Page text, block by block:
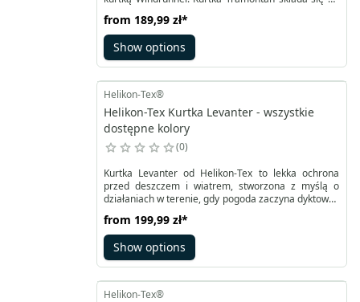
skompresowaniu zajmuje niewiele miejsca (mniej
niż 1 l butelka!). Można ją zmieścić do kieszeni
spodni lub sakwy rowerowej. Latem może stanowić
ochronę w chłodniejsze dni i spełnia rolę kurtki
ochronę nawet podczas jesiennych dni.
from 189,99 zł*
Show options
Helikon-Tex®
Helikon-Tex Kurtka Levanter - wszystkie
dostępne kolory
0
Kurtka Levanter od Helikon-Tex to lekka ochrona
przed deszczem i wiatrem, stworzona z myślą o
działaniach w terenie, gdy pogoda zaczyna dyktować
Water Repellency) i wewnętrznej warstwy PU
(poliuretan) zapewnia wodoodporność na poziomie
10 000 mm słupa wody oraz oddychalność 10 000
g/m²/24h, co sprawdza się podczas umiarkowanej
from 199,99 zł*
Show options
Helikon-Tex®